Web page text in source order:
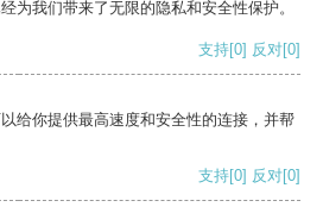
为我们带来了无限的隐私和安全性保护。
支持[0] 反对[0]
给你提供最高速度和安全性的连接，并帮
支持[0] 反对[0]